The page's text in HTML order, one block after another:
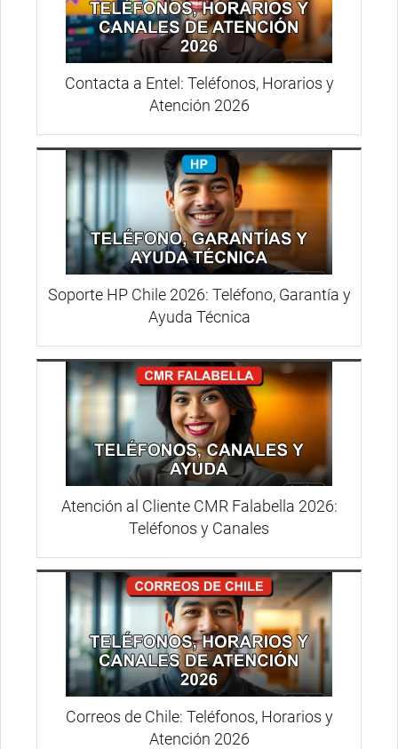
Contacta a Entel: Teléfonos, Horarios y
Atención 2026
Soporte HP Chile 2026: Teléfono, Garantía y
Ayuda Técnica
Atención al Cliente CMR Falabella 2026:
Teléfonos y Canales
Correos de Chile: Teléfonos, Horarios y
Atención 2026